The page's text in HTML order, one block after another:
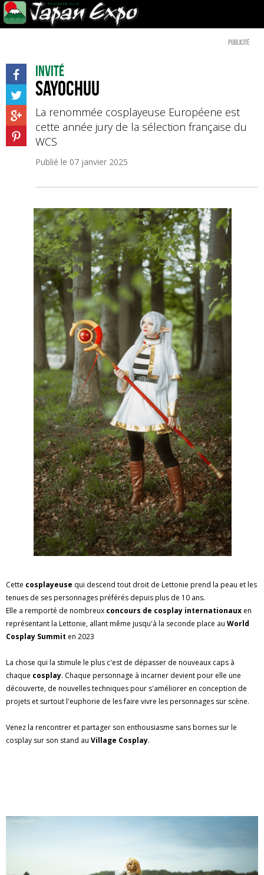
Publicité
Invité
SayoChuu
La renommée cosplayeuse Européene est
cette année jury de la sélection française du
WCS
Publié le 07 janvier 2025
Cette cosplayeuse qui descend tout droit de Lettonie prend la peau et les
tenues de ses personnages préférés depuis plus de 10 ans.
Elle a remporté de nombreux concours de cosplay internationaux en
représentant la Lettonie, allant même jusqu'à la seconde place au World
Cosplay Summit en 2023
La chose qui la stimule le plus c'est de dépasser de nouveaux caps à
chaque cosplay. Chaque personnage à incarner devient pour elle une
découverte, de nouvelles techniques pour s'améliorer en conception de
projets et surtout l'euphorie de les faire vivre les personnages sur scène.
Venez la rencontrer et partager son enthousiasme sans bornes sur le
cosplay sur son stand au Village Cosplay.